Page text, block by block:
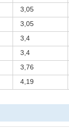
3,05
3,05
3,4
3,4
3,76
4,19